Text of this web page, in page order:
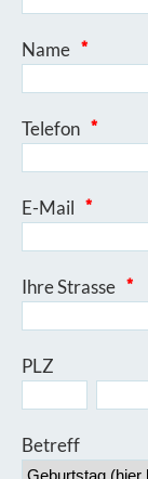
Name *
Telefon *
E-Mail *
Ihre Strasse *
Betreff